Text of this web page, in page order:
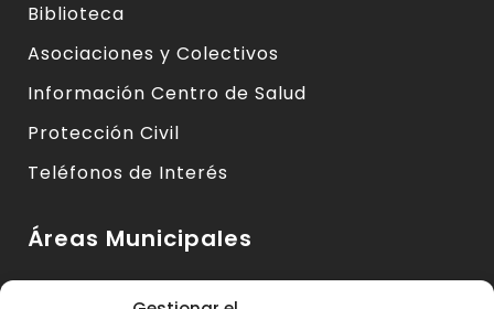
Biblioteca
Asociaciones y Colectivos
Información Centro de Salud
Protección Civil
Teléfonos de Interés
Áreas Municipales
Urbanismo y Vivienda